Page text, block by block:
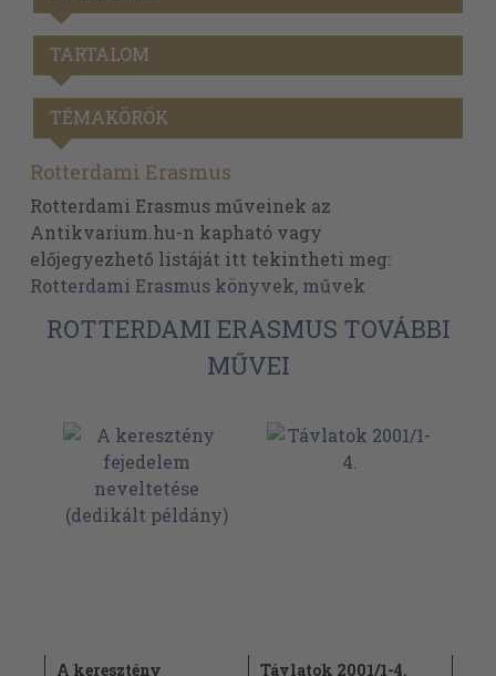
TARTALOM
TÉMAKÖRÖK
Rotterdami Erasmus
Rotterdami Erasmus műveinek az
Antikvarium.hu-n kapható vagy
előjegyezhető listáját itt tekintheti meg:
Rotterdami Erasmus könyvek, művek
ROTTERDAMI ERASMUS TOVÁBBI
MŰVEI
A keresztény
Távlatok 2001/1-4.